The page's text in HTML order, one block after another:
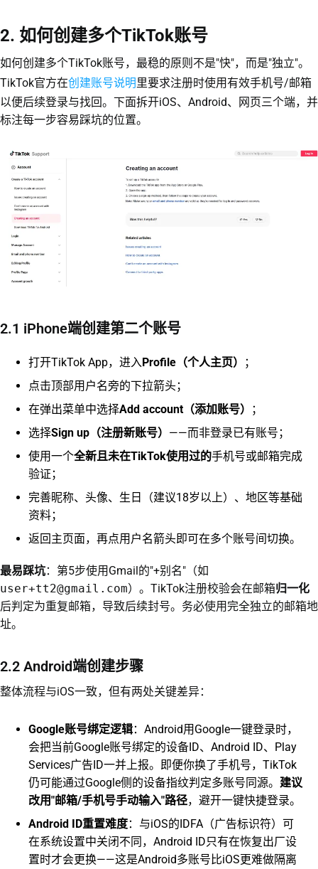
2. 如何创建多个TikTok账号
如何创建多个TikTok账号，最稳的原则不是"快"，而是"独立"。
TikTok官方在创建账号说明里要求注册时使用有效手机号/邮箱
以便后续登录与找回。下面拆开iOS、Android、网页三个端，并
标注每一步容易踩坑的位置。
2.1 iPhone端创建第二个账号
打开TikTok App，进入Profile（个人主页）
；
点击顶部用户名旁的下拉箭头；
在弹出菜单中选择Add account（添加账号）
；
选择Sign up（注册新账号） ——而非登录已有账号；
使用一个全新且未在TikTok使用过的手机号或邮箱完成
验证；
完善昵称、头像、生日（建议18岁以上）、地区等基础
资料；
返回主页面，再点用户名箭头即可在多个账号间切换。
最易踩坑：第5步使用Gmail的"+别名"（如
user+tt2@gmail.com）。TikTok注册校验会在邮箱归一化
后判定为重复邮箱，导致后续封号。务必使用完全独立的邮箱地
址。
2.2 Android端创建步骤
整体流程与iOS一致，但有两处关键差异：
Google账号绑定逻辑：Android用Google一键登录时，
会把当前Google账号绑定的设备ID、Android ID、Play
Services广告ID一并上报。即便你换了手机号，TikTok
仍可能通过Google侧的设备指纹判定多账号同源。 建议
改用"邮箱/手机号手动输入"路径，避开一键快捷登录。
Android ID重置难度：与iOS的IDFA（广告标识符）可
在系统设置中关闭不同，Android ID只有在恢复出厂设
置时才会更换——这是Android多账号比iOS更难做隔离